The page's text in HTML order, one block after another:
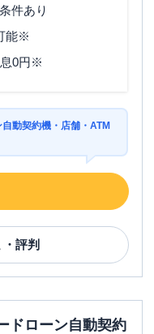
件あり
能※
0円※
動契約機・店舗・ATM
評判
ドローン自動契約